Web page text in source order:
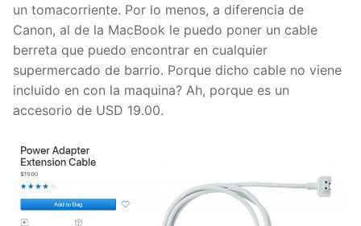
un tomacorriente. Por lo menos, a diferencia de
Canon, al de la MacBook le puedo poner un cable
berreta que puedo encontrar en cualquier
supermercado de barrio. Porque dicho cable no viene
incluido en con la maquina? Ah, porque es un
accesorio de USD 19.00.